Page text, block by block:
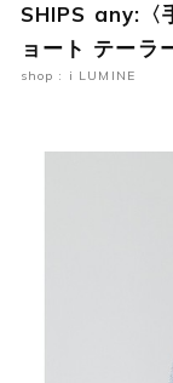
SHIPS any:〈
ョート テー
shop : i LUMINE